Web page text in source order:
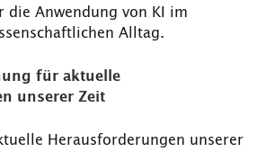
die Anwendung von KI im
Alltag.
für aktuelle
unserer Zeit
Herausforderungen unserer